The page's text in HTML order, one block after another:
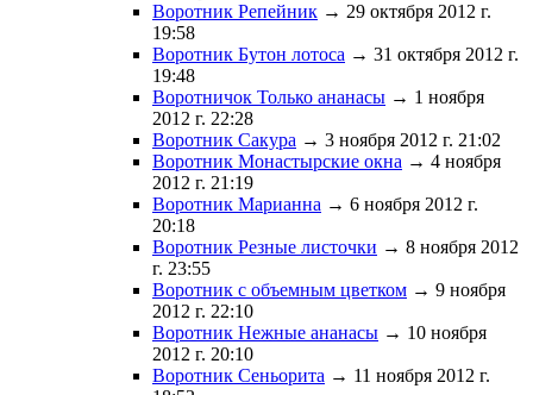
Воротник Репейник → 29 октября 2012 г.
19:58
Воротник Бутон лотоса → 31 октября 2012 г.
19:48
Воротничок Только ананасы → 1 ноября
2012 г. 22:28
Воротник Сакура → 3 ноября 2012 г. 21:02
Воротник Монастырские окна → 4 ноября
2012 г. 21:19
Воротник Марианна → 6 ноября 2012 г.
20:18
Воротник Резные листочки → 8 ноября 2012
г. 23:55
Воротник с объемным цветком → 9 ноября
2012 г. 22:10
Воротник Нежные ананасы → 10 ноября
2012 г. 20:10
Воротник Сеньорита → 11 ноября 2012 г.